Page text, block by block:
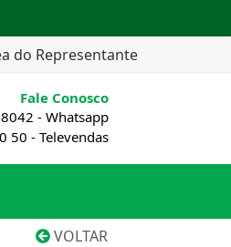
do Representante
Fale Conosco
- Whatsapp
50 - Televendas
VOLTAR